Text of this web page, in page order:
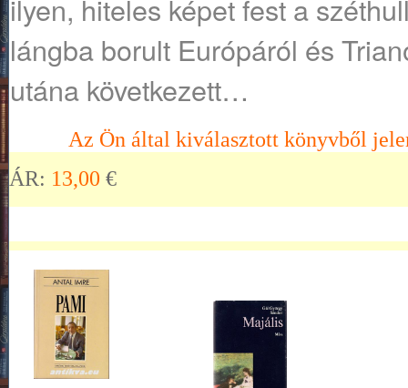
ilyen, hiteles képet fest a
lángba borult Európáról és
utána következett…
Az Ön által kiválasztott könyvből
ÁR: 13,00 €